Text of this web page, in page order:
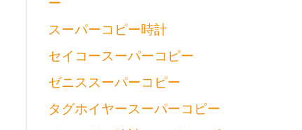
スーパーコピー時計
セイコースーパーコピー
ゼニススーパーコピー
タグホイヤースーパーコピー